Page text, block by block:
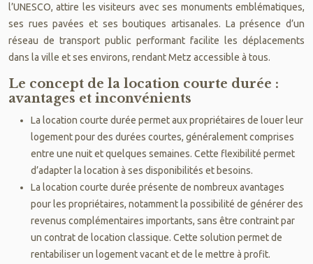
l’UNESCO, attire les visiteurs avec ses monuments emblématiques,
ses rues pavées et ses boutiques artisanales. La présence d’un
réseau de transport public performant facilite les déplacements
dans la ville et ses environs, rendant Metz accessible à tous.
Le concept de la location courte durée :
avantages et inconvénients
La location courte durée permet aux propriétaires de louer leur
logement pour des durées courtes, généralement comprises
entre une nuit et quelques semaines. Cette flexibilité permet
d’adapter la location à ses disponibilités et besoins.
La location courte durée présente de nombreux avantages
pour les propriétaires, notamment la possibilité de générer des
revenus complémentaires importants, sans être contraint par
un contrat de location classique. Cette solution permet de
rentabiliser un logement vacant et de le mettre à profit.